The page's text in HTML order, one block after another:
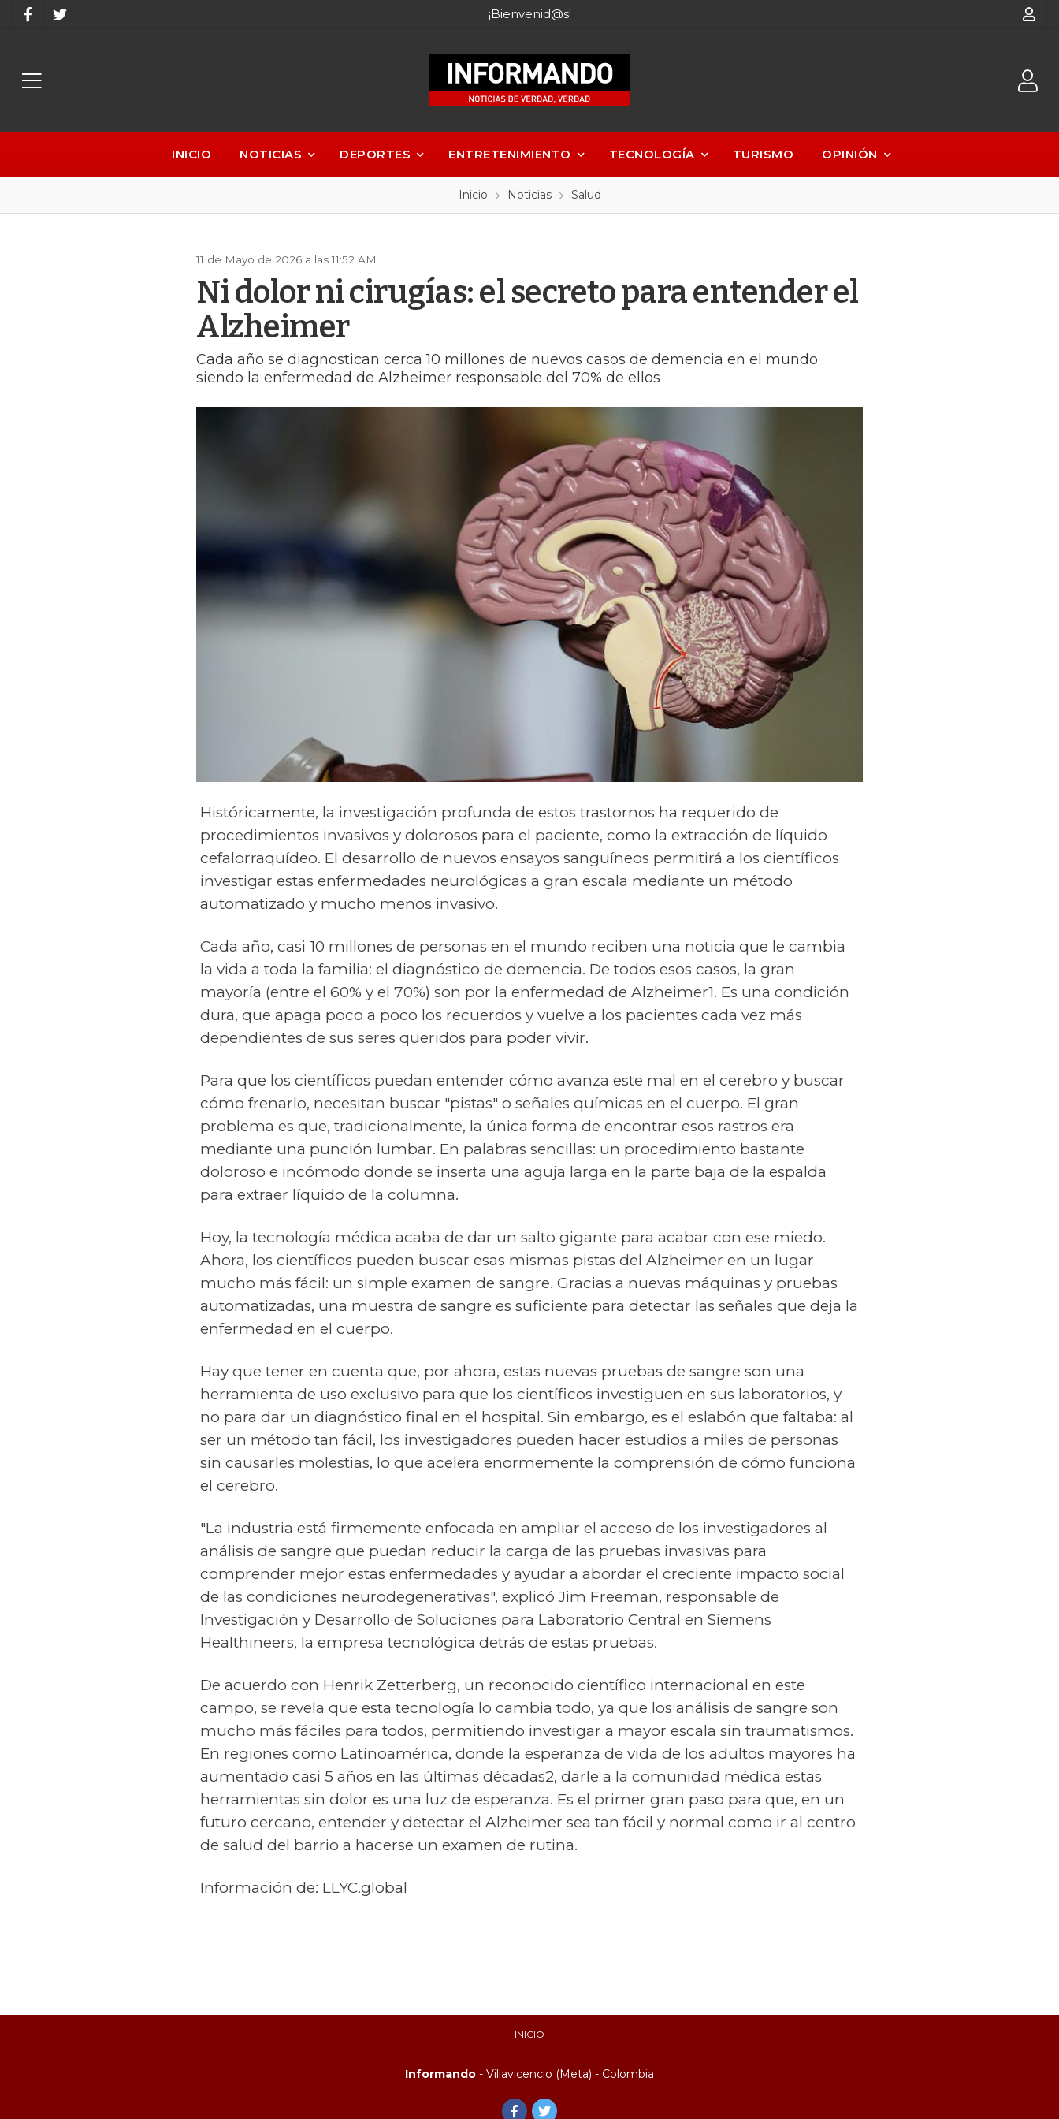
¡Bienvenid@s!
INICIO NOTICIAS DEPORTES ENTRETENIMIENTO TECNOLOGÍA TURISMO OPINIÓN
Inicio Noticias Salud
11 de Mayo de 2026 a las 11:52 AM
Ni dolor ni cirugías: el secreto para entender el
Alzheimer
Cada año se diagnostican cerca 10 millones de nuevos casos de demencia en el mundo
siendo la enfermedad de Alzheimer responsable del 70% de ellos
Históricamente, la investigación profunda de estos trastornos ha requerido de
procedimientos invasivos y dolorosos para el paciente, como la extracción de líquido
cefalorraquídeo. El desarrollo de nuevos ensayos sanguíneos permitirá a los científicos
investigar estas enfermedades neurológicas a gran escala mediante un método
automatizado y mucho menos invasivo.
Cada año, casi 10 millones de personas en el mundo reciben una noticia que le cambia
la vida a toda la familia: el diagnóstico de demencia. De todos esos casos, la gran
mayoría (entre el 60% y el 70%) son por la enfermedad de Alzheimer1. Es una condición
dura, que apaga poco a poco los recuerdos y vuelve a los pacientes cada vez más
dependientes de sus seres queridos para poder vivir.
Para que los científicos puedan entender cómo avanza este mal en el cerebro y buscar
cómo frenarlo, necesitan buscar "pistas" o señales químicas en el cuerpo. El gran
problema es que, tradicionalmente, la única forma de encontrar esos rastros era
mediante una punción lumbar. En palabras sencillas: un procedimiento bastante
doloroso e incómodo donde se inserta una aguja larga en la parte baja de la espalda
para extraer líquido de la columna.
Hoy, la tecnología médica acaba de dar un salto gigante para acabar con ese miedo.
Ahora, los científicos pueden buscar esas mismas pistas del Alzheimer en un lugar
mucho más fácil: un simple examen de sangre. Gracias a nuevas máquinas y pruebas
automatizadas, una muestra de sangre es suficiente para detectar las señales que deja la
enfermedad en el cuerpo.
Hay que tener en cuenta que, por ahora, estas nuevas pruebas de sangre son una
herramienta de uso exclusivo para que los científicos investiguen en sus laboratorios, y
no para dar un diagnóstico final en el hospital. Sin embargo, es el eslabón que faltaba: al
ser un método tan fácil, los investigadores pueden hacer estudios a miles de personas
sin causarles molestias, lo que acelera enormemente la comprensión de cómo funciona
el cerebro.
"La industria está firmemente enfocada en ampliar el acceso de los investigadores al
análisis de sangre que puedan reducir la carga de las pruebas invasivas para
comprender mejor estas enfermedades y ayudar a abordar el creciente impacto social
de las condiciones neurodegenerativas", explicó Jim Freeman, responsable de
Investigación y Desarrollo de Soluciones para Laboratorio Central en Siemens
Healthineers, la empresa tecnológica detrás de estas pruebas.
De acuerdo con Henrik Zetterberg, un reconocido científico internacional en este
campo, se revela que esta tecnología lo cambia todo, ya que los análisis de sangre son
mucho más fáciles para todos, permitiendo investigar a mayor escala sin traumatismos.
En regiones como Latinoamérica, donde la esperanza de vida de los adultos mayores ha
aumentado casi 5 años en las últimas décadas2, darle a la comunidad médica estas
herramientas sin dolor es una luz de esperanza. Es el primer gran paso para que, en un
futuro cercano, entender y detectar el Alzheimer sea tan fácil y normal como ir al centro
de salud del barrio a hacerse un examen de rutina.
Información de: LLYC.global
INICIO
Informando - Villavicencio (Meta) - Colombia